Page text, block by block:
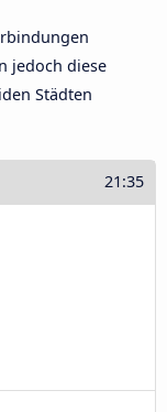
jedoch diese
Städten
21:35